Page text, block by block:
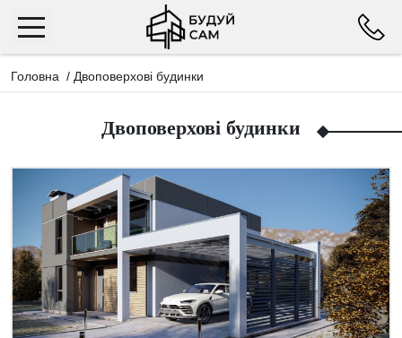
Головна / Двоповерхові будинки
Двоповерхові будинки